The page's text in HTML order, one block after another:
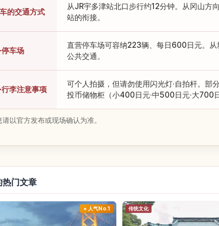
的交通方式
从JR宇多津站北口步行约12分钟。从冈山方
站的衔接。
停车场
直营停车场可容纳223辆、每日600日元。
公共交通。
行李注意事项
可个人拍摄，但请勿使用闪光灯·自拍杆。部
投币储物柜（小400日元·中500日元·大700
以官方发布或现场确认为准。
热门文章
人气No.1 传统文化